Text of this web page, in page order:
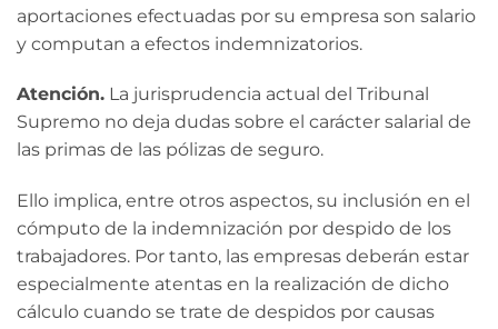
aportaciones efectuadas por su empresa son salario
y computan a efectos indemnizatorios.
Atención. La jurisprudencia actual del Tribunal
Supremo no deja dudas sobre el carácter salarial de
las primas de las pólizas de seguro.
Ello implica, entre otros aspectos, su inclusión en el
cómputo de la indemnización por despido de los
trabajadores. Por tanto, las empresas deberán estar
especialmente atentas en la realización de dicho
cálculo cuando se trate de despidos por causas